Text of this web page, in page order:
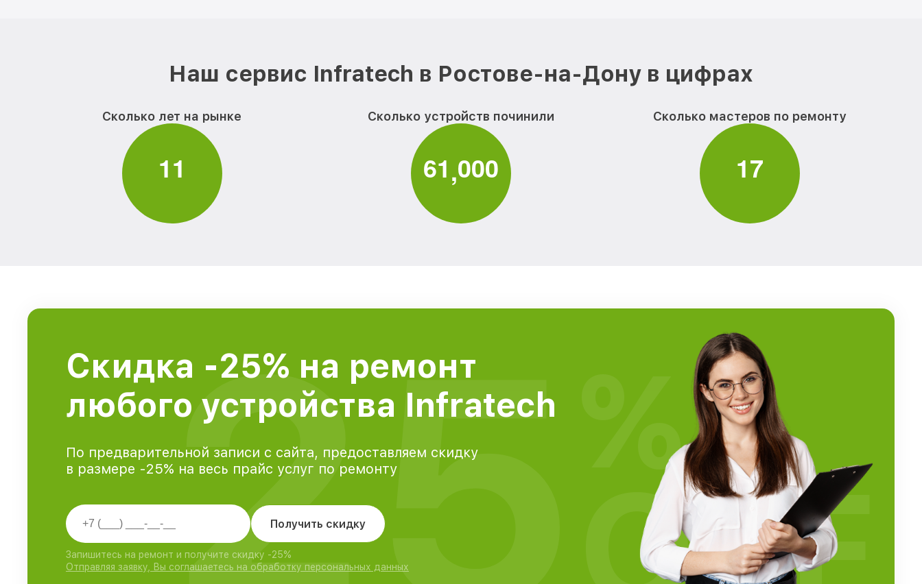
Наш сервис Infratech в Ростове-на-Дону в цифрах
Сколько лет на рынке
11
Сколько устройств починили
61,000
Сколько мастеров по ремонту
17
Скидка -25% на ремонт
любого устройства Infratech
По предварительной записи с сайта, предоставляем скидку
в размере -25% на весь прайс услуг по ремонту
Получить скидку
Запишитесь на ремонт и получите скидку -25%
Отправляя заявку, Вы соглашаетесь на обработку персональных данных
25 %
OFF